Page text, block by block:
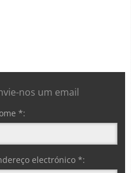
nos um email
*:
electrónico *: